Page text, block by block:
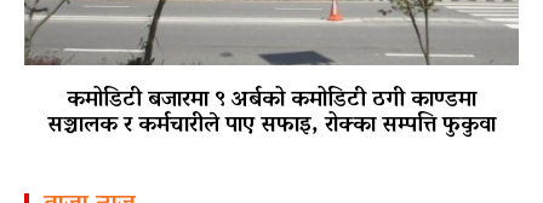
कमोडिटी बजारमा ९ अर्बको कमोडिटी ठगी काण्डमा
सञ्चालक र कर्मचारीले पाए सफाइ, रोक्का सम्पत्ति फुकुवा